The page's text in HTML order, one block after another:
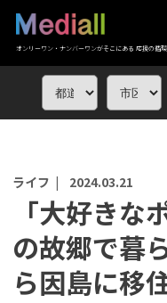
オンリーワン・ナンバーワンがそこにある 応援の循
ライフ | 2024.03.21
「大好きな
の故郷で暮
ら因島に移